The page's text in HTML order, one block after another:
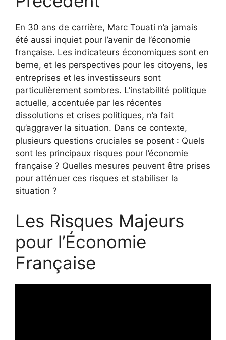
En 30 ans de carrière, Marc Touati n’a jamais
été aussi inquiet pour l’avenir de l’économie
française. Les indicateurs économiques sont en
berne, et les perspectives pour les citoyens, les
entreprises et les investisseurs sont
particulièrement sombres. L’instabilité politique
actuelle, accentuée par les récentes
dissolutions et crises politiques, n’a fait
qu’aggraver la situation. Dans ce contexte,
plusieurs questions cruciales se posent : Quels
sont les principaux risques pour l’économie
française ? Quelles mesures peuvent être prises
pour atténuer ces risques et stabiliser la
situation ?
Les Risques Majeurs
pour l’Économie
Française